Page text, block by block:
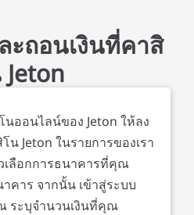
ะถอนเงินที่คาสิ
นออนไลน์ของ Jeton ให้ลง
Jeton ในรายการของเรา
เลือกการธนาคารที่คุณ
คาร จากนั้น เข้าสู่ระบบ
ระบุจำนวนเงินที่คุณ